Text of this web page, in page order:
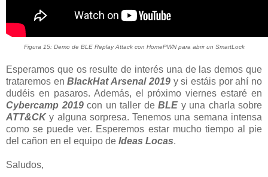
Figura 15: Demo de BLE Replay Attack con HomePWN para abrir un SmartLock
Esperamos que os resulte de interés una de las demos que
trataremos enBlackHat Arsenal 2019y si estáis por ahí no
dudéis en pasaros. Además, el próximo viernes estaré en
Cybercamp 2019con un taller de BLE y una charla sobre
ATT&CK y alguna sorpresa. Tenemos una semana intensa
como se puede ver. Esperemos estar mucho tiempo al pie
del cañon en el equipo de Ideas Locas.
Saludos,